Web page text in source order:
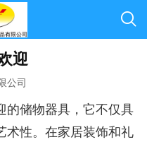
迎
公司
的储物器具，它不仅具
术性。在家居装饰和礼